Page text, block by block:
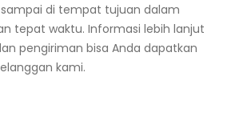
di tempat tujuan dalam
tepat waktu. Informasi lebih lanjut
pengiriman bisa Anda dapatkan
kami.